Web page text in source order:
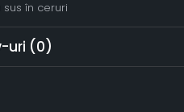
sus în ceruri
uri (0)